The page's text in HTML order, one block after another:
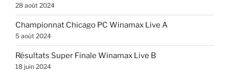
28 août 2024
Championnat Chicago PC Winamax Live A
5 août 2024
Résultats Super Finale Winamax Live B
18 juin 2024